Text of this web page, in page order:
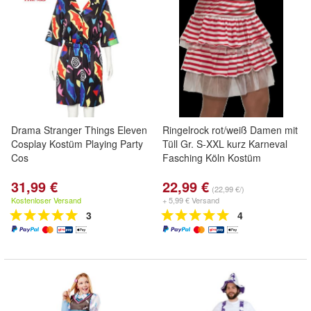
Drama Stranger Things Eleven
Cosplay Kostüm Playing Party
Cos
31,99 €
Kostenloser Versand
3
Ringelrock rot/weiß Damen mit
Tüll Gr. S-XXL kurz Karneval
Fasching Köln Kostüm
22,99 € (22,99 €/)
+ 5,99 € Versand
4